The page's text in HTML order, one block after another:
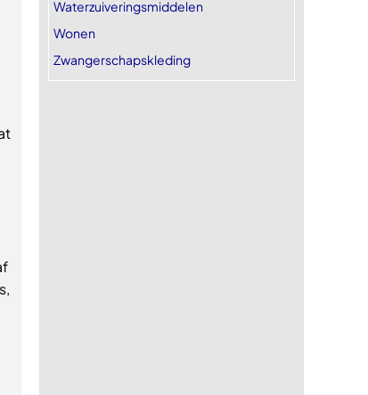
Waterzuiveringsmiddelen
Wonen
Zwangerschapskleding